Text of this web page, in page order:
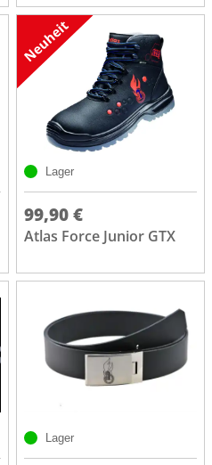
Lager
99,90 €
Atlas Force Junior GTX
Lager